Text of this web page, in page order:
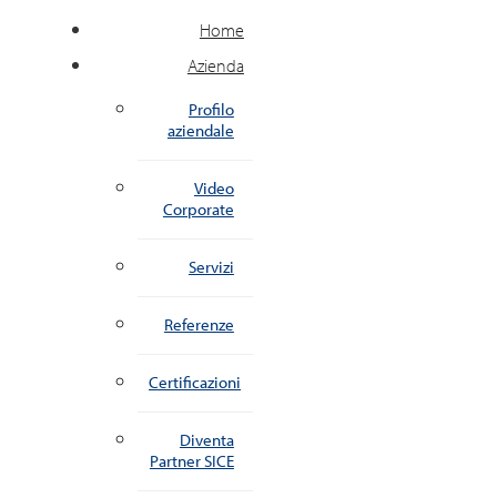
Home
Azienda
Profilo
aziendale
Video
Corporate
Servizi
Referenze
Certificazioni
Diventa
Partner SICE